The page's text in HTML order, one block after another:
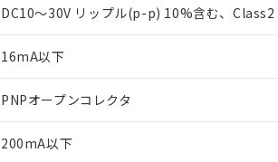
DC10～30V リップル(p-p) 10%含む、Class2
16mA以下
PNPオープンコレクタ
200mA以下